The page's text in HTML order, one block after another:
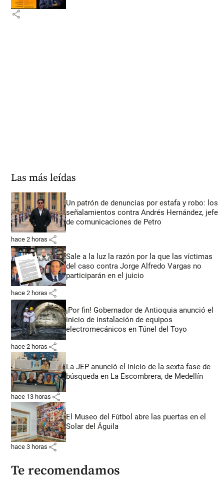
share
Las más leídas
Un patrón de denuncias por estafa y robo: los
señalamientos contra Andrés Hernández, jefe
de comunicaciones de Petro
hace 2 horas share
Sale a la luz la razón por la que las víctimas
del caso contra Jorge Alfredo Vargas no
participarán en el juicio
hace 2 horas share
¡Por fin! Gobernador de Antioquia anunció el
inicio de instalación de equipos
electromecánicos en Túnel del Toyo
hace 2 horas share
La JEP anunció el inicio de la sexta fase de
búsqueda en La Escombrera, de Medellín
hace 13 horas share
El Museo del Fútbol abre las puertas en el
Solar del Águila
hace 3 horas share
Te recomendamos